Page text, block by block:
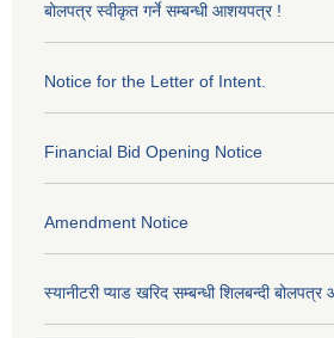
बोलपत्र स्वीकृत गर्ने सम्बन्धी आशयपत्र !
Notice for the Letter of Intent.
Financial Bid Opening Notice
Amendment Notice
स्यानीटरी प्याड खरिद सम्बन्धी शिलबन्दी